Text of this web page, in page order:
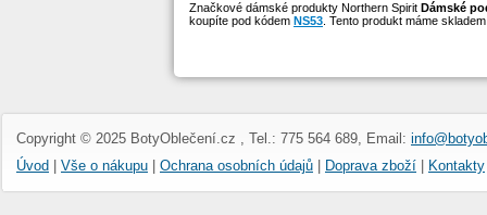
Značkové dámské produkty Northern Spirit Dámské
koupíte pod kódem NS53 . Tento produkt máme
Copyright © 2025 BotyOblečení.cz , Tel.: 775 564 689, Email:
Úvod | Vše o nákupu | Ochrana osobních údajů | Doprava zboží | Kontakty